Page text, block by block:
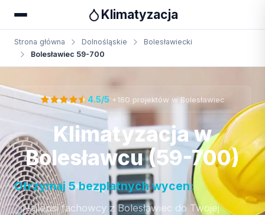
Klimatyzacja
Strona główna Dolnośląskie
Bolesławiecki
Bolesławiec 59-700
Otrzymaj bezpłatną wycenę
4.5/5 +160 projektów w Bolesławiec
Klimatyzacja w
Bolesławcu (59-700)
Otrzymaj 5 bezplatnych wycen:
Najlepsi fachowcy z Bolesławiec do Twojej